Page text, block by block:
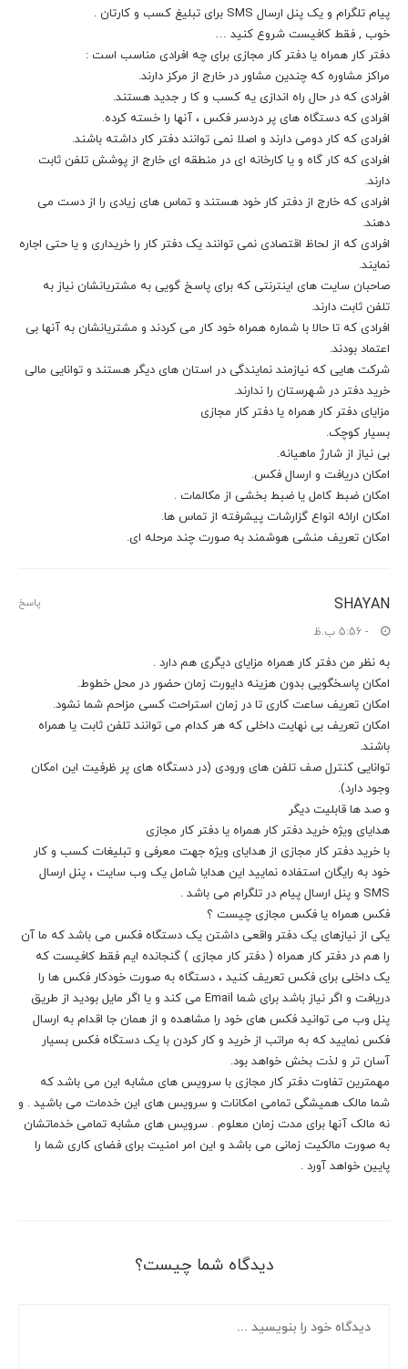
پیام تلگرام و یک پنل ارسال SMS برای تبلیغ کسب و کارتان .
خوب , فقط کافیست شروع کنید …
دفتر کار همراه یا دفتر کار مجازی برای چه افرادی مناسب است :
مراکز مشاوره که چندین مشاور در خارج از مرکز دارند.
افرادی که در حال راه اندازی یه کسب و کا ر جدید هستند.
افرادی که دستگاه های پر دردسر فکس ، آنها را خسته کرده.
افرادی که کار دومی دارند و اصلا نمی توانند دفتر کار داشته باشند.
افرادی که کار گاه و یا کارخانه ای در منطقه ای خارج از پوشش تلفن ثابت
دارند.
افرادی که خارج از دفتر کار خود هستند و تماس های زیادی را از دست می
دهند.
افرادی که از لحاظ اقتصادی نمی توانند یک دفتر کار را خریداری و یا حتی اجاره
نمایند.
صاحبان سایت های اینترنتی که برای پاسخ گویی به مشتریانشان نیاز به
تلفن ثابت دارند.
افرادی که تا حالا با شماره همراه خود کار می کردند و مشتریانشان به آنها بی
اعتماد بودند.
شرکت هایی که نیازمند نمایندگی در استان های دیگر هستند و توانایی مالی
خرید دفتر در شهرستان را ندارند.
مزایای دفتر کار همراه یا دفتر کار مجازی
بسیار کوچک.
بی نیاز از شارژ ماهیانه.
امکان دریافت و ارسال فکس.
امکان ضبط کامل یا ضبط بخشی از مکالمات .
امکان ارائه انواع گزارشات پیشرفته از تماس ها.
امکان تعریف منشی هوشمند به صورت چند مرحله ای.
SHAYAN
- 5:56 ب.ظ
به نظر من دفتر کار همراه مزایای دیگری هم دارد .
امکان پاسخگویی بدون هزینه دایورت زمان حضور در محل خطوط.
امکان تعریف ساعت کاری تا در زمان استراحت کسی مزاحم شما نشود.
امکان تعریف بی نهایت داخلی که هر کدام می توانند تلفن ثابت یا همراه
باشند.
توانایی کنترل صف تلفن های ورودی (در دستگاه های پر ظرفیت این امکان
وجود دارد).
و صد ها قابلیت دیگر
هدایای ویژه خرید دفتر کار همراه یا دفتر کار مجازی
با خرید دفتر کار مجازی از هدایای ویژه جهت معرفی و تبلیغات کسب و کار
خود به رایگان استفاده نمایید این هدایا شامل یک وب سایت ، پنل ارسال
SMS و پنل ارسال پیام در تلگرام می باشد .
فکس همراه یا فکس مجازی چیست ؟
یکی از نیازهای یک دفتر واقعی داشتن یک دستگاه فکس می باشد که ما آن
را هم در دفتر کار همراه ( دفتر کار مجازی ) گنجانده ایم فقط کافیست که
یک داخلی برای فکس تعریف کنید ، دستگاه به صورت خودکار فکس ها را
دریافت و اگر نیاز باشد برای شما Email می کند و یا اگر مایل بودید از طریق
پنل وب می توانید فکس های خود را مشاهده و از همان جا اقدام به ارسال
فکس نمایید که به مراتب از خرید و کار کردن با یک دستگاه فکس بسیار
آسان تر و لذت بخش خواهد بود.
مهمترین تفاوت دفتر کار مجازی با سرویس های مشابه این می باشد که
شما مالک همیشگی تمامی امکانات و سرویس های این خدمات می باشید . و
نه مالک آنها برای مدت زمان معلوم . سرویس های مشابه تمامی خدماتشان
به صورت مالکیت زمانی می باشد و این امر امنیت برای فضای کاری شما را
پایین خواهد آورد .
پاسخ
دیدگاه شما چیست؟